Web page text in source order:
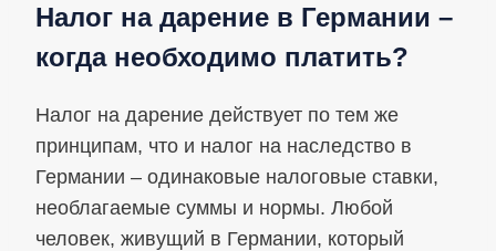
Налог на дарение в Германии –
когда необходимо платить?
Налог на дарение действует по тем же
принципам, что и налог на наследство в
Германии – одинаковые налоговые ставки,
необлагаемые суммы и нормы. Любой
человек, живущий в Германии, который